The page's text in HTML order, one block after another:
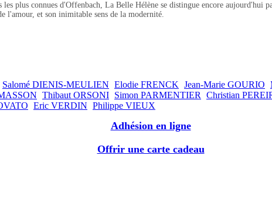
plus connues d'Offenbach, La Belle Hélène se distingue encore aujourd'hui
l'amour, et son inimitable sens de la modernité.
Salomé DIENIS-MEULIEN Elodie FRENCK Jean-Marie GOURIO
Thibaut ORSONI Simon PARMENTIER Christian
Eric VERDIN Philippe VIEUX
Adhésion en ligne
Offrir une carte cadeau